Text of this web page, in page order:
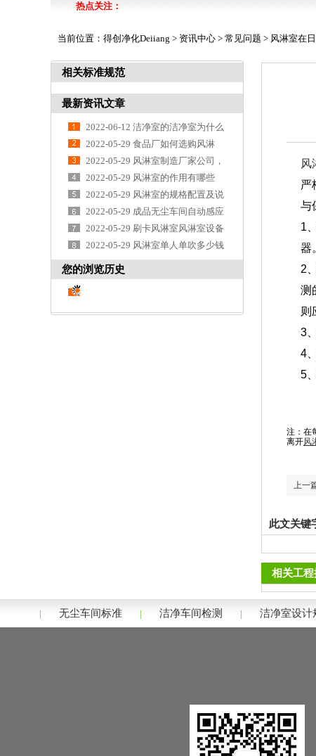
热点关注：
当前位置： 得创净化Deiiang > 资讯中心 > 常见问题 > 风淋室在
风
严
与
1
器
2
测
则
3
4
5
注：在
离开风
上一
此文关键
相关工程
相关标准规范
最新资讯文章
2022-06-12 洁净室的洁净室为什么
要设置淋浴
2022-05-29 食品厂如何选购风淋
室?风淋室生
2022-05-29 风淋室制造厂家公司，
双吹风淋室
2022-05-29 风淋室的作用有哪些
2022-05-29 风淋室的规格配置及说
明
2022-05-29 成品无尘车间自动感应
风淋室多少
2022-05-29 刷卡风淋室风淋室设备
生产厂家及
2022-05-29 风淋室单人单吹多少钱
一台？
您的浏览历史
| 无尘车间标准 | 洁净车间检测 | 洁净室设计